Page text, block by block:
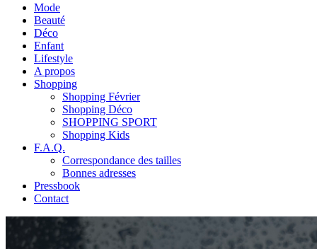
Mode
Beauté
Déco
Enfant
Lifestyle
A propos
Shopping
Shopping Février
Shopping Déco
SHOPPING SPORT
Shopping Kids
F.A.Q.
Correspondance des tailles
Bonnes adresses
Pressbook
Contact